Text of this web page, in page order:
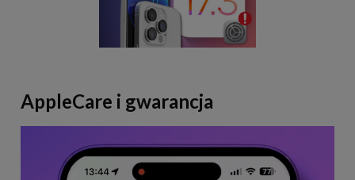
AppleCare i gwarancja